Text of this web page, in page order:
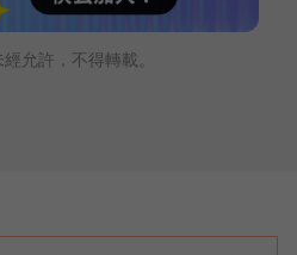
允許，不得轉載。